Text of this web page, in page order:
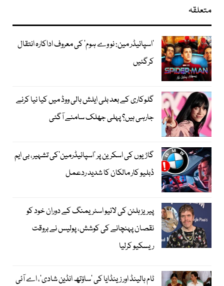
متعلقہ
’اسپائیڈر مین: نو وے ہوم‘ کی معروف اداکارہ انتقال
کرگئیں
گلوکاری کے بعد بلی ایلش ہالی ووڈ میں کیا نیا کرنے
جارہی ہیں؟ پہلی جھلک سامنے آگئی
گاڑیوں کی اسکرین پر ’اسپائیڈرمین‘کی تشہیر، بی ایم
ڈبلیو کار مالکان کا شدید ردعمل
پیریز ہلٹن کی لائیو اسٹریمنگ کے دوران خود کو
نقصان پہنچانے کی کوشش، پولیس نے بروقت
ریسکیو کرلیا
ٹام ہالینڈ اور زینڈایا کی ’ساؤتھ انڈین شادی‘، اے آئی